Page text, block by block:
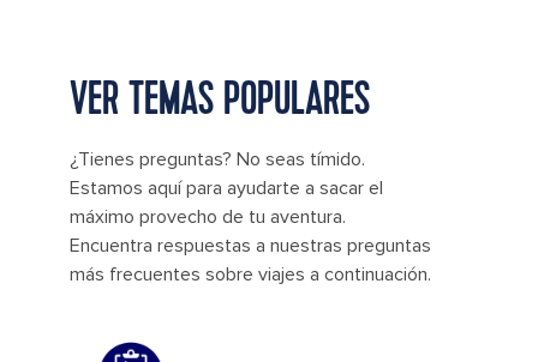
VER TEMAS POPULARES
¿Tienes preguntas? No seas tímido.
Estamos aquí para ayudarte a sacar el
máximo provecho de tu aventura.
Encuentra respuestas a nuestras preguntas
más frecuentes sobre viajes a continuación.